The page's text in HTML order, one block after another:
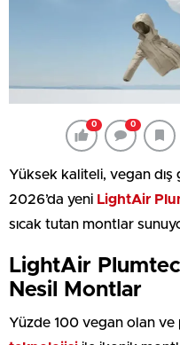
0 0
Yüksek kaliteli, vegan dış
2026’da yeni LightAir
sıcak tutan montlar
LightAir
Nesil Montlar
Yüzde 100 vegan olan